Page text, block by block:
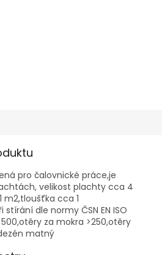
pro čalovnické práce,je
velikost plachty cca 4
m2,tloušťka cca 1
dle normy ČSN EN ISO
za mokra >250,otěry
matný